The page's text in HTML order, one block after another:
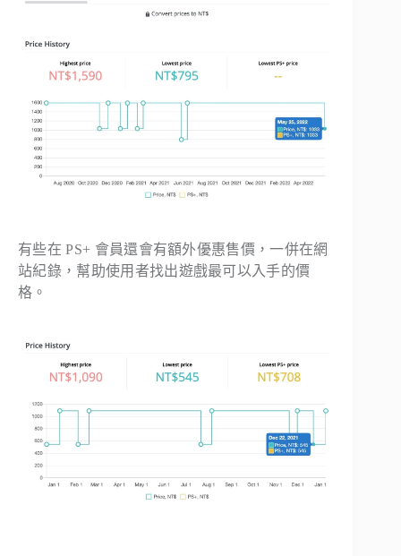
有些在 PS+ 會員還會有額外優惠售價，一併在網
站紀錄，幫助使用者找出遊戲最可以入手的價
格。